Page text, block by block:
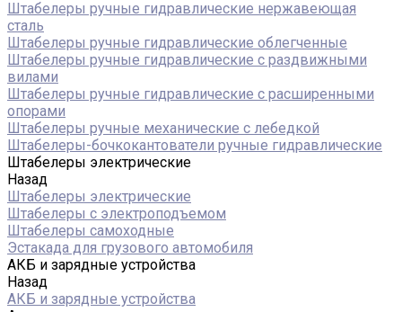
Штабелеры ручные гидравлические нержавеющая
сталь
Штабелеры ручные гидравлические облегченные
Штабелеры ручные гидравлические с раздвижными
вилами
Штабелеры ручные гидравлические с расширенными
опорами
Штабелеры ручные механические с лебедкой
Штабелеры-бочкокантователи ручные гидравлические
Штабелеры электрические
Назад
Штабелеры электрические
Штабелеры с электроподъемом
Штабелеры самоходные
Эстакада для грузового автомобиля
АКБ и зарядные устройства
Назад
АКБ и зарядные устройства